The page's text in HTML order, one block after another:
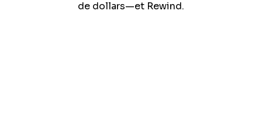
de dollars—et Rewind.